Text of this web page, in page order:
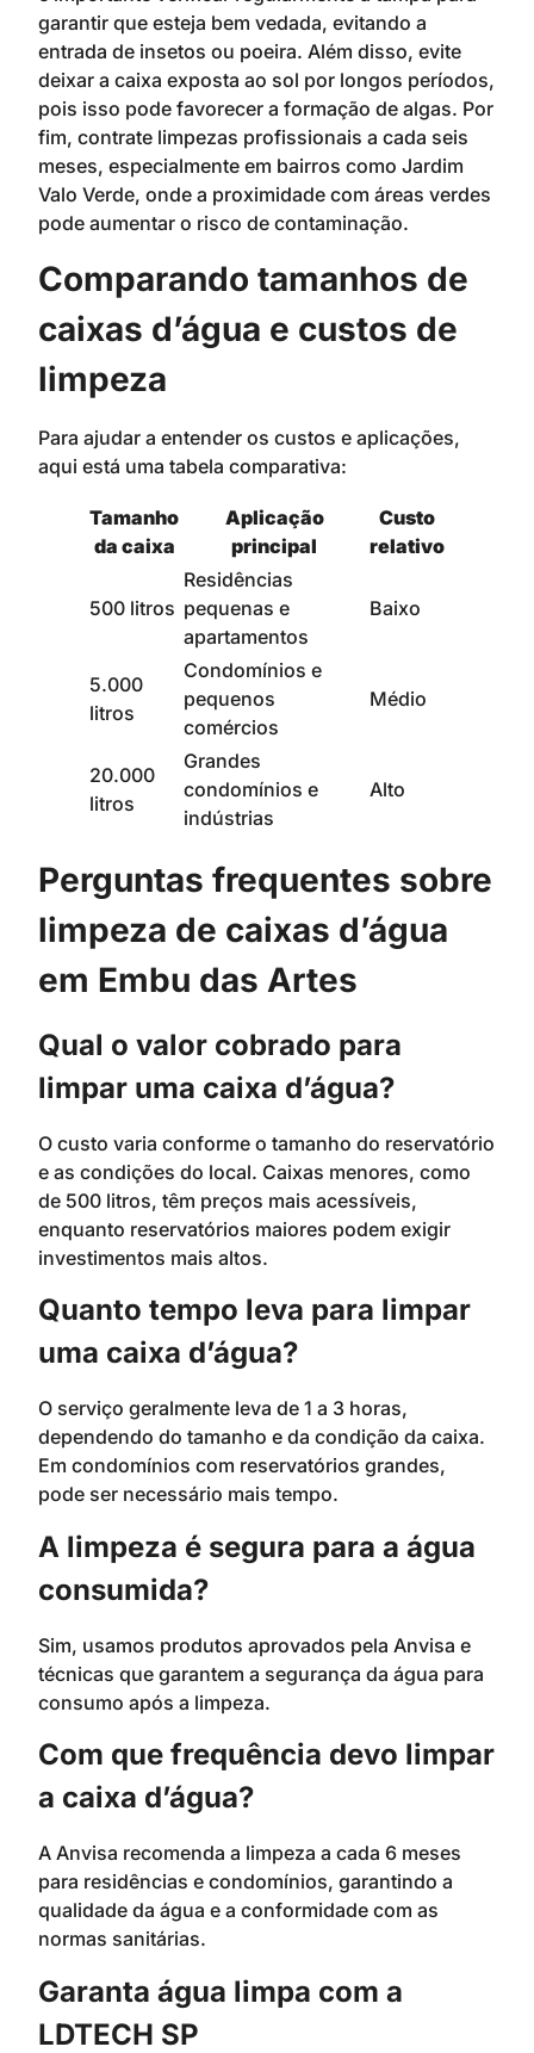
garantir que esteja bem vedada, evitando a
entrada de insetos ou poeira. Além disso, evite
deixar a caixa exposta ao sol por longos períodos,
pois isso pode favorecer a formação de algas. Por
fim, contrate limpezas profissionais a cada seis
meses, especialmente em bairros como Jardim
Valo Verde, onde a proximidade com áreas verdes
pode aumentar o risco de contaminação.
Comparando tamanhos de
caixas d’água e custos de
limpeza
Para ajudar a entender os custos e aplicações,
aqui está uma tabela comparativa:
Tamanho
da caixa
Aplicação
principal
Custo
relativo
500 litros
Residências
pequenas e
apartamentos
Baixo
5.000
litros
Condomínios e
pequenos
comércios
Médio
20.000
litros
Grandes
condomínios e
indústrias
Alto
Perguntas frequentes sobre
limpeza de caixas d’água
em Embu das Artes
Qual o valor cobrado para
limpar uma caixa d’água?
O custo varia conforme o tamanho do reservatório
e as condições do local. Caixas menores, como
de 500 litros, têm preços mais acessíveis,
enquanto reservatórios maiores podem exigir
investimentos mais altos.
Quanto tempo leva para limpar
uma caixa d’água?
O serviço geralmente leva de 1 a 3 horas,
dependendo do tamanho e da condição da caixa.
Em condomínios com reservatórios grandes,
pode ser necessário mais tempo.
A limpeza é segura para a água
consumida?
Sim, usamos produtos aprovados pela Anvisa e
técnicas que garantem a segurança da água para
consumo após a limpeza.
Com que frequência devo limpar
a caixa d’água?
A Anvisa recomenda a limpeza a cada 6 meses
para residências e condomínios, garantindo a
qualidade da água e a conformidade com as
normas sanitárias.
Garanta água limpa com a
LDTECH SP